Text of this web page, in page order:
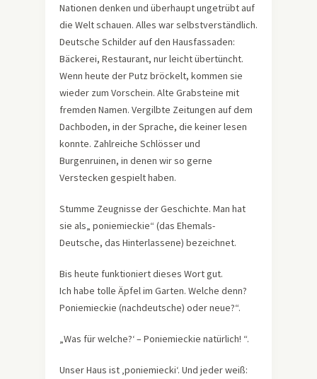
Nationen denken und überhaupt ungetrübt auf
die Welt schauen. Alles war selbstverständlich.
Deutsche Schilder auf den Hausfassaden:
Bäckerei, Restaurant, nur leicht übertüncht.
Wenn heute der Putz bröckelt, kommen sie
wieder zum Vorschein. Alte Grabsteine mit
fremden Namen. Vergilbte Zeitungen auf dem
Dachboden, in der Sprache, die keiner lesen
konnte. Zahlreiche Schlösser und
Burgenruinen, in denen wir so gerne
Verstecken gespielt haben.
Stumme Zeugnisse der Geschichte. Man hat
sie als„ poniemieckie“ (das Ehemals-
Deutsche, das Hinterlassene) bezeichnet.
Bis heute funktioniert dieses Wort gut.
Ich habe tolle Äpfel im Garten. Welche denn?
Poniemieckie (nachdeutsche) oder neue?“.
„Was für welche?‘ – Poniemieckie natürlich! “.
Unser Haus ist ‚poniemiecki‘. Und jeder weiß: